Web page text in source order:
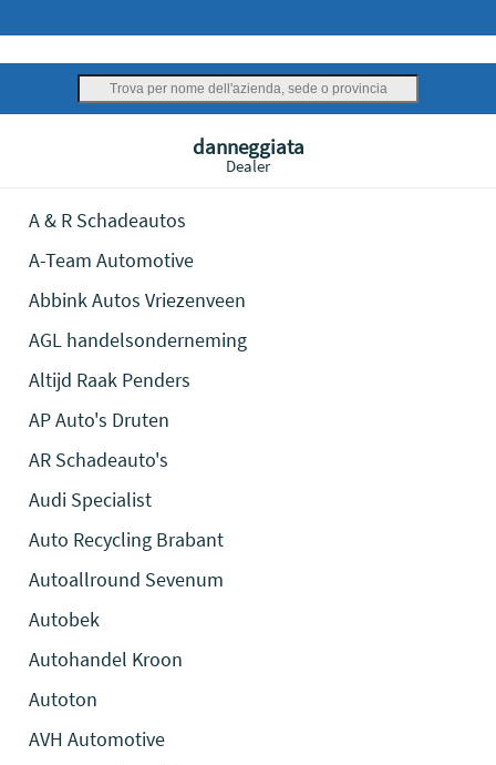
danneggiata
Dealer
A & R Schadeautos
A-Team Automotive
Abbink Autos Vriezenveen
AGL handelsonderneming
Altijd Raak Penders
AP Auto's Druten
AR Schadeauto's
Audi Specialist
Auto Recycling Brabant
Autoallround Sevenum
Autobek
Autohandel Kroon
Autoton
AVH Automotive